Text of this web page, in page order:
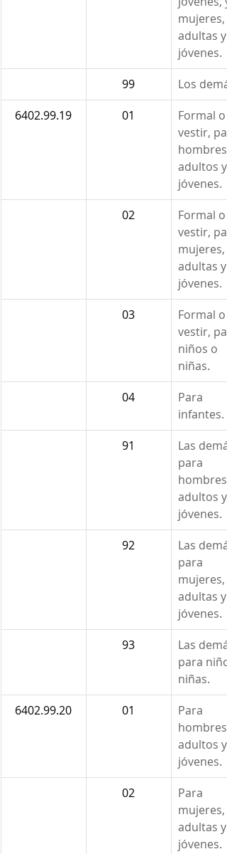
mujeres,
adultas y
jóvenes.
99
Los
6402.99.19
01
Formal o
vestir,
hombres,
adultos y
jóvenes.
02
Formal o
vestir,
mujeres,
adultas y
jóvenes.
03
Formal o
vestir,
niños o
niñas.
04
Para
infantes.
91
Las
para
hombres,
adultos y
jóvenes.
92
Las
para
mujeres,
adultas y
jóvenes.
93
Las
para
niñas.
6402.99.20
01
Para
hombres,
adultos y
jóvenes.
02
Para
mujeres,
adultas y
jóvenes.